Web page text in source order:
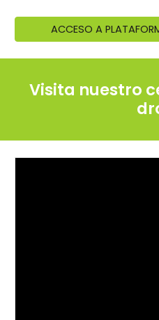
ACCESO A
Visita nuestro